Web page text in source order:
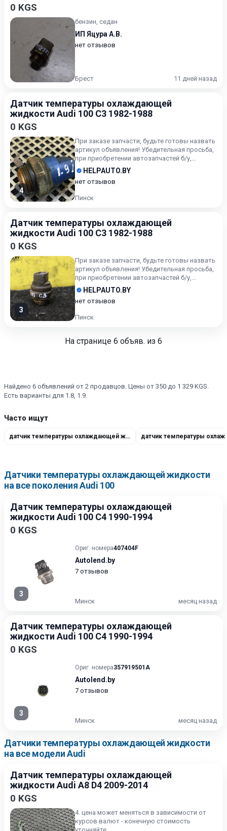
0 KGS
бензин, седан
ИП Яцура А.В.
нет отзывов
Брест 11 дней назад
Датчик температуры охлаждающей
жидкости Audi 100 С3 1982-1988
0 KGS
4
При заказе запчасти, будьте готовы назвать
артикул объявления! Убедительная просьба,
при приобретении автозапчастей б/у,
внимательно подходи...
HELPAUTO.BY
нет отзывов
Пинск
Датчик температуры охлаждающей
жидкости Audi 100 С3 1982-1988
0 KGS
3
При заказе запчасти, будьте готовы назвать
артикул объявления! Убедительная просьба,
при приобретении автозапчастей б/у,
внимательно подходи...
HELPAUTO.BY
нет отзывов
Пинск
На странице 6 объяв. из 6
Найдено 6 объявлений от 2 продавцов. Цены от 350 до 1 329 KGS.
Есть варианты для 1.8, 1.9.
Часто ищут
датчик температуры охлаждающей жидкости Audi 100 С3 1.8
Датчики температуры охлаждающей жидкости
на все поколения Audi 100
Датчик температуры охлаждающей
жидкости Audi 100 C4 1990-1994
0 KGS
3
Ориг. номера407404F
Autolend.by
7 отзывов
Минск месяц назад
Датчик температуры охлаждающей
жидкости Audi 100 C4 1990-1994
0 KGS
3
Ориг. номера357919501A
Autolend.by
7 отзывов
Минск месяц назад
Датчики температуры охлаждающей жидкости
на все модели Audi
Датчик температуры охлаждающей
жидкости Audi A8 D4 2009-2014
0 KGS
4. цена может меняться в зависимости от
курсов валют - конечную стоимость